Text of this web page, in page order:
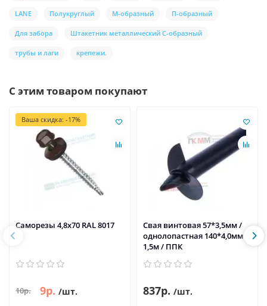
LANE Полукруглый М-образный П-образный
Для забора Штакетник металлический С-образный
трубы и лаги крепежи.
С этим товаром покупают
Ваша скидка: -17%
Саморезы 4,8х70 RAL 8017
10р. 9р. /шт.
Свая винтовая 57*3,5мм /
однолопастная 140*4,0мм /
1,5м / ППК
837р. /шт.